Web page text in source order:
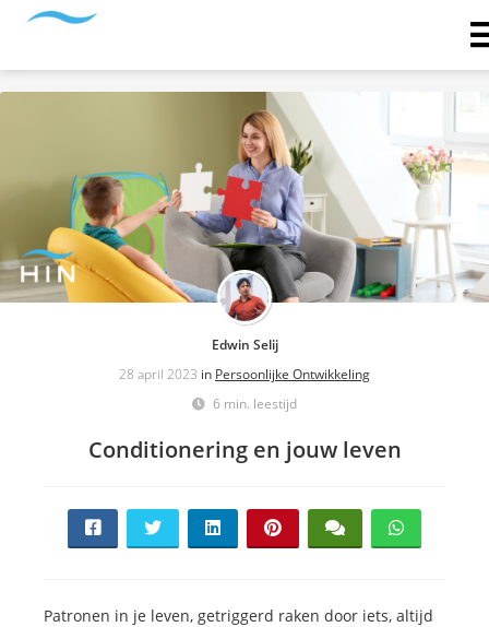
Edwin Selij
28 april 2023 in Persoonlijke Ontwikkeling
6 min. leestijd
Conditionering en jouw leven
Patronen in je leven, getriggerd raken door iets, altijd